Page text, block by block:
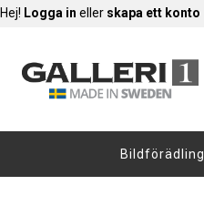
Hej! Logga in eller skapa ett konto
Bildförädling